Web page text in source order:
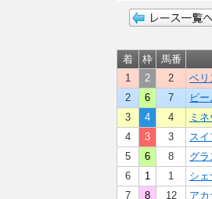
着 枠 馬番
1
2 2 ベリ
2
6 7 ビ
3
4 4 ミ
4
3 3 ス
5
6 8 グ
6
1 1 シェ
7
8 12 ア